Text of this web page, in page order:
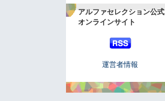
アルファセレクション公式
オンラインサイト
運営者情報